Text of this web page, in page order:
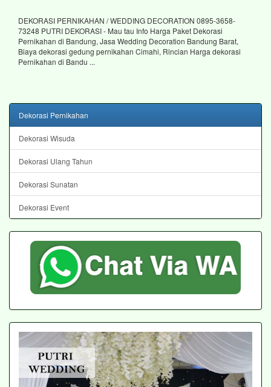
DEKORASI PERNIKAHAN / WEDDING DECORATION 0895-3658-
73248 PUTRI DEKORASI - Mau tau Info Harga Paket Dekorasi
Pernikahan di Bandung, Jasa Wedding Decoration Bandung Barat,
Biaya dekorasi gedung pernikahan Cimahi, Rincian Harga dekorasi
Pernikahan di Bandu ...
Dekorasi Pernikahan
Dekorasi Wisuda
Dekorasi Ulang Tahun
Dekorasi Sunatan
Dekorasi Event